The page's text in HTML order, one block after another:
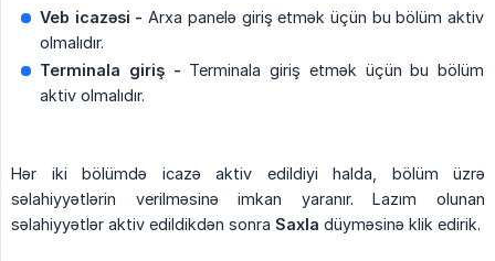
Veb icazəsi - Arxa panelə giriş etmək üçün bu bölüm aktiv
olmalıdır.
Terminala giriş - Terminala giriş etmək üçün bu bölüm
aktiv olmalıdır.
Hər iki bölümdə icazə aktiv edildiyi halda, bölüm üzrə
səlahiyyətlərin verilməsinə imkan yaranır. Lazım olunan
səlahiyyətlər aktiv edildikdən sonra Saxla düyməsinə klik edirik.